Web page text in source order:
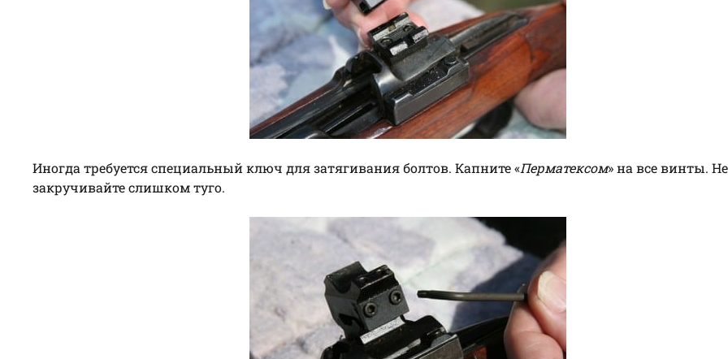
Иногда требуется специальный ключ для затягивания болтов. Капните «Перматексом» на все винты. Не
закручивайте слишком туго.